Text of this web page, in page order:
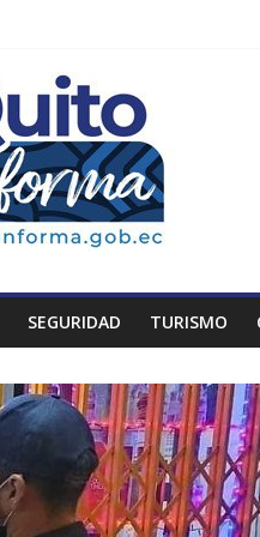
SEGURIDAD TURISMO